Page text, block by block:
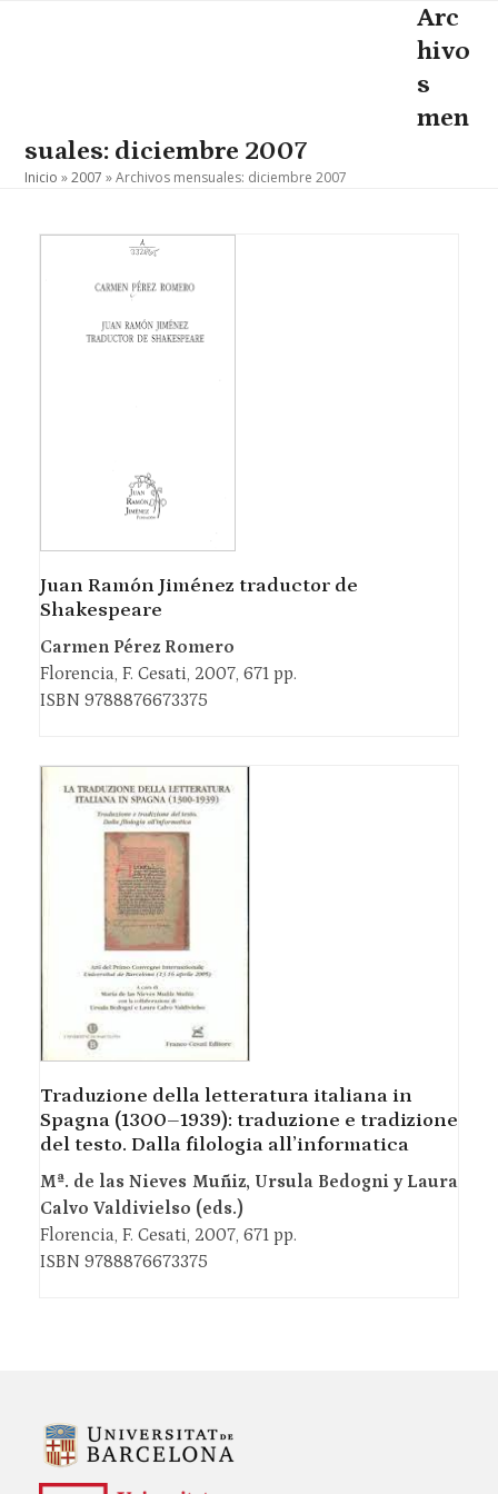
Arc
hivo
s
men
suales: diciembre 2007
Inicio »2007 »Archivos mensuales: diciembre 2007
Juan Ramón Jiménez traductor de
Shakespeare
Carmen Pérez Romero
Florencia, F. Cesati, 2007, 671 pp.
ISBN 9788876673375
Traduzione della letteratura italiana in
Spagna (1300–1939): traduzione e tradizione
del testo. Dalla filologia all’informatica
Mª. de las Nieves Muñiz, Ursula Bedogni y Laura
Calvo Valdivielso (eds.)
Florencia, F. Cesati, 2007, 671 pp.
ISBN 9788876673375